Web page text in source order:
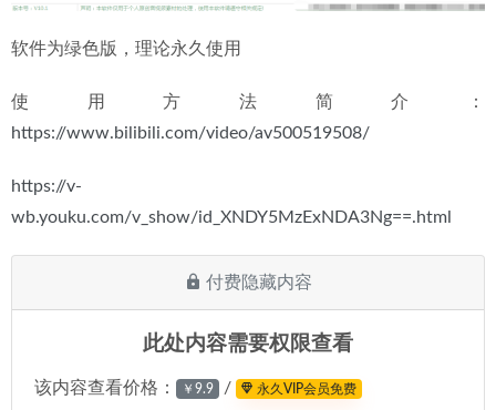
软件为绿色版，理论永久使用
使用方法简介：
https://www.bilibili.com/video/av500519508/
https://v-
wb.youku.com/v_show/id_XNDY5MzExNDA3Ng==.html
付费隐藏内容
此处内容需要权限查看
该内容查看价格： ￥9.9 / 永久VIP会员免费